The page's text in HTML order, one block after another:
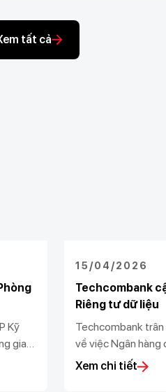
tất cả
Kỹ
giao
15/04/2026
Techcombank
Riêng tư dữ liệu
Techcombank
về việc Ngân hàng
Riêng tư dữ liệu
liệu cá nhân 91/
Xem chi tiết